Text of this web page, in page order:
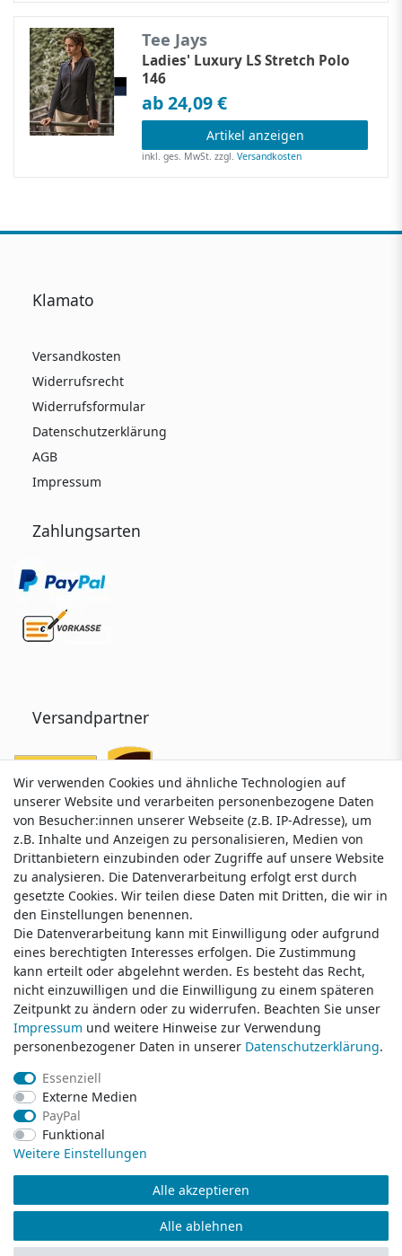
Tee Jays
Ladies' Luxury LS Stretch Polo
146
ab 24,09 €
Artikel anzeigen
inkl. ges. MwSt. zzgl.Versandkosten
Klamato
Versandkosten
Widerrufsrecht
Widerrufsformular
Datenschutzerklärung
AGB
Impressum
Zahlungsarten
Versandpartner
Service & Kontakt
Wünschen Sie einen Rückruf?
service@klamato.de
Schreiben Sie uns:
service@klamato.de
Durchschnittliche Bewertung von
Bewertungsgrundlage des Anbieters: 5 Verkaufs- und 3 Bewertungsplattformen
© Copyright 2026 klamato.de | Alle Rechte vorbehalten.
Wir verwenden Cookies und ähnliche Technologien auf
unserer Website und verarbeiten personenbezogene Daten
von Besucher:innen unserer Webseite (z.B. IP-Adresse), um
z.B. Inhalte und Anzeigen zu personalisieren, Medien von
Drittanbietern einzubinden oder Zugriffe auf unsere Website
zu analysieren. Die Datenverarbeitung erfolgt erst durch
gesetzte Cookies. Wir teilen diese Daten mit Dritten, die wir in
den Einstellungen benennen.
Die Datenverarbeitung kann mit Einwilligung oder aufgrund
eines berechtigten Interesses erfolgen. Die Zustimmung
kann erteilt oder abgelehnt werden. Es besteht das Recht,
nicht einzuwilligen und die Einwilligung zu einem späteren
Zeitpunkt zu ändern oder zu widerrufen. Beachten Sie unser
Impressum und weitere Hinweise zur Verwendung
personenbezogener Daten in unserer Daten­schutz­erklärung.
Essenziell
Externe Medien
PayPal
Funktional
Weitere Einstellungen
Alle akzeptieren
Alle ablehnen
Wir verwenden Cookies und ähnliche Technologien auf
unserer Website und verarbeiten personenbezogene Daten
von Besucher:innen unserer Webseite (z.B. IP-Adresse), um
z.B. Inhalte und Anzeigen zu personalisieren, Medien von
Drittanbietern einzubinden oder Zugriffe auf unsere Website
zu analysieren. Die Datenverarbeitung erfolgt erst durch
gesetzte Cookies. Wir teilen diese Daten mit Dritten, die wir in
den Einstellungen benennen.
Die Datenverarbeitung kann mit Einwilligung oder aufgrund
eines berechtigten Interesses erfolgen. Die Zustimmung
kann erteilt oder abgelehnt werden. Es besteht das Recht,
nicht einzuwilligen und die Einwilligung zu einem späteren
Zeitpunkt zu ändern oder zu widerrufen. Beachten Sie unser
Impressum und weitere Hinweise zur Verwendung
personenbezogener Daten in unserer Daten­schutz­erklärung.
Essenziell
Externe Medien
PayPal
Funktional
Weitere Einstellungen
Alle akzeptieren
Alle ablehnen